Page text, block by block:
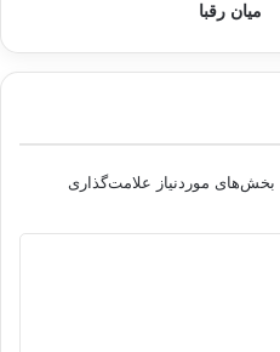
میان رقبا
بخش‌های موردنیاز علامت‌گذاری